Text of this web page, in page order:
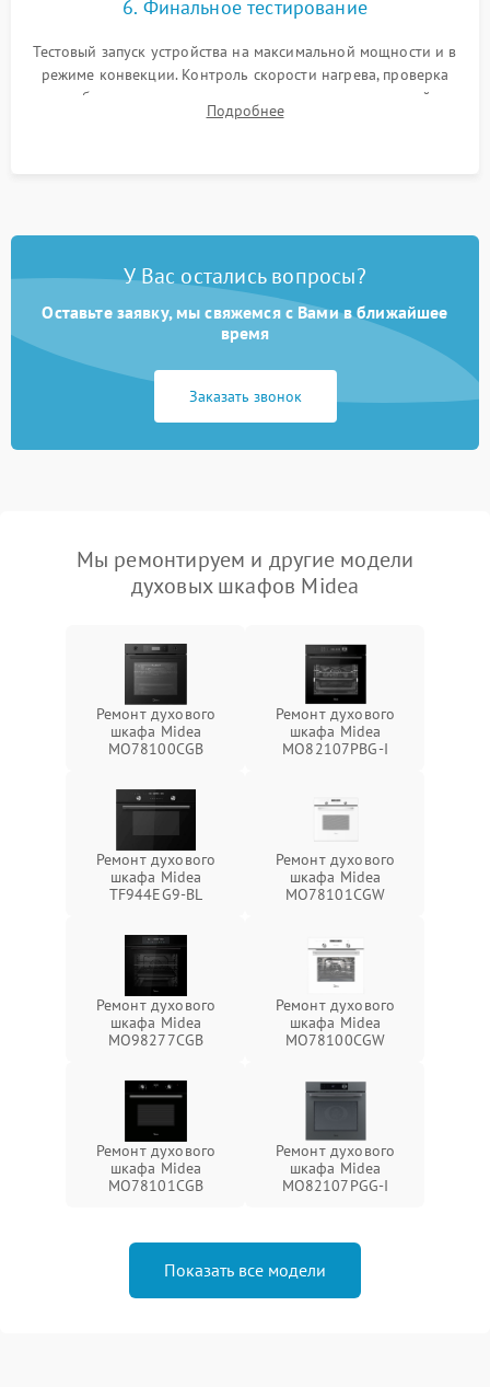
6. Финальное тестирование
Тестовый запуск устройства на максимальной мощности и в
режиме конвекции. Контроль скорости нагрева, проверка
срабатывания термостата при достижении заданной
температуры и тест на отсутствие утечек тока.
Подробнее
У Вас остались вопросы?
Оставьте заявку, мы свяжемся с Вами в ближайшее
время
Заказать звонок
Мы ремонтируем и другие модели
духовых шкафов Midea
Ремонт духового
шкафа Midea
MO78100CGB
Ремонт духового
шкафа Midea
MO82107PBG-I
Ремонт духового
шкафа Midea
TF944EG9-BL
Ремонт духового
шкафа Midea
MO78101CGW
Ремонт духового
шкафа Midea
MO98277CGB
Ремонт духового
шкафа Midea
MO78100CGW
Ремонт духового
шкафа Midea
MO78101CGB
Ремонт духового
шкафа Midea
MO82107PGG-I
Показать все модели